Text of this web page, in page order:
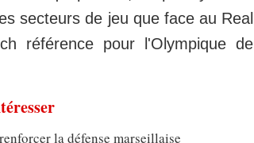
secteurs de jeu que face au Real
référence pour l'Olympique de
la défense marseillaise